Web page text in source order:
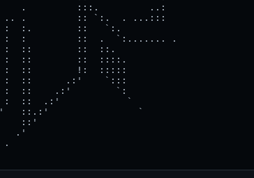
.         :::.         ..:
.         :: `:.  . ...:::
:.        ::   `:.
:         ::  .  `:....... .
::        ::  ::.
::        ::  ::::.
::        !:  :::::
::      .:'    `:::
::    .:'        `:
::  .:'            `
::.:'                `
::'
.'
.